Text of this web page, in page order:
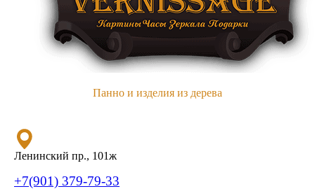
Панно и изделия из дерева
Ленинский пр., 101ж
+7(901) 379-79-33